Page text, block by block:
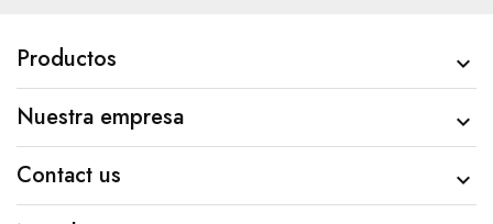
Productos 
Nuestra empresa 
Contact us 